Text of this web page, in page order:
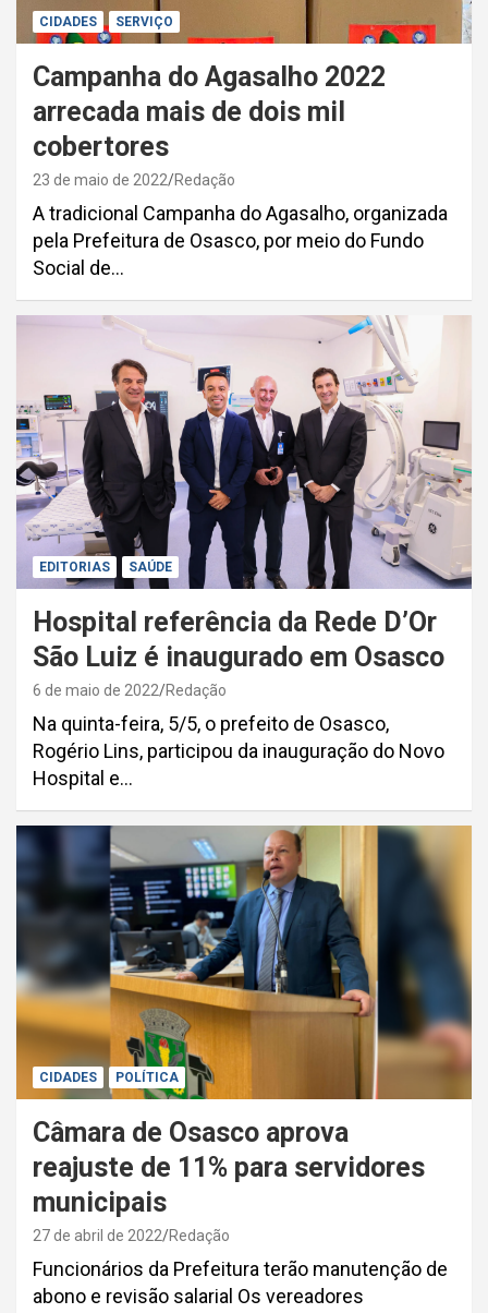
CIDADES SERVIÇO
Campanha do Agasalho 2022
arrecada mais de dois mil
cobertores
23 de maio de 2022 Redação
A tradicional Campanha do Agasalho, organizada
pela Prefeitura de Osasco, por meio do Fundo
Social de…
EDITORIAS SAÚDE
Hospital referência da Rede D’Or
São Luiz é inaugurado em Osasco
6 de maio de 2022 Redação
Na quinta-feira, 5/5, o prefeito de Osasco,
Rogério Lins, participou da inauguração do Novo
Hospital e…
CIDADES POLÍTICA
Câmara de Osasco aprova
reajuste de 11% para servidores
municipais
27 de abril de 2022 Redação
Funcionários da Prefeitura terão manutenção de
abono e revisão salarial Os vereadores